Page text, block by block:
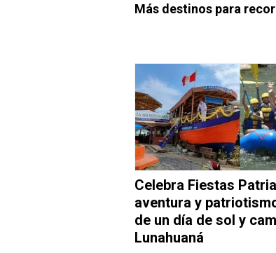
Más destinos para
Celebra Fiestas
aventura y
de un día de sol y
Lunahuaná